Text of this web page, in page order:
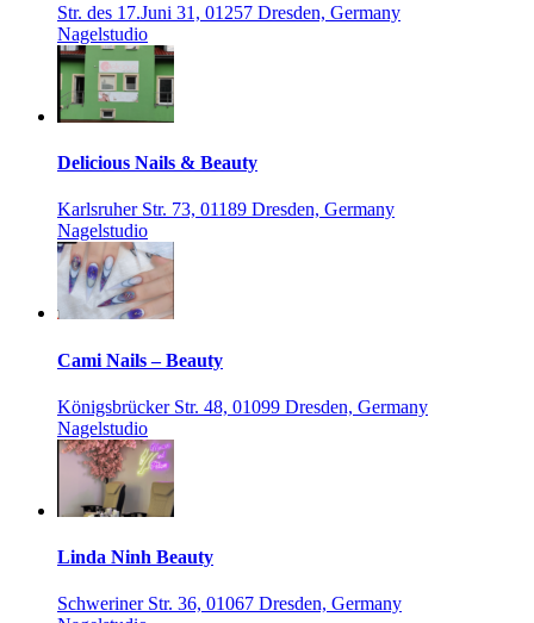
Str. des 17.Juni 31, 01257 Dresden, Germany
Nagelstudio
Delicious Nails & Beauty
Karlsruher Str. 73, 01189 Dresden, Germany
Nagelstudio
Cami Nails – Beauty
Königsbrücker Str. 48, 01099 Dresden, Germany
Nagelstudio
Linda Ninh Beauty
Schweriner Str. 36, 01067 Dresden, Germany